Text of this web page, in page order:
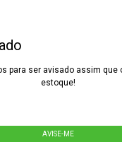
para ser avisado assim que
estoque!
AVISE-ME